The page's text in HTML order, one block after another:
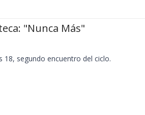
"Nunca Más"
18, segundo encuentro del ciclo.